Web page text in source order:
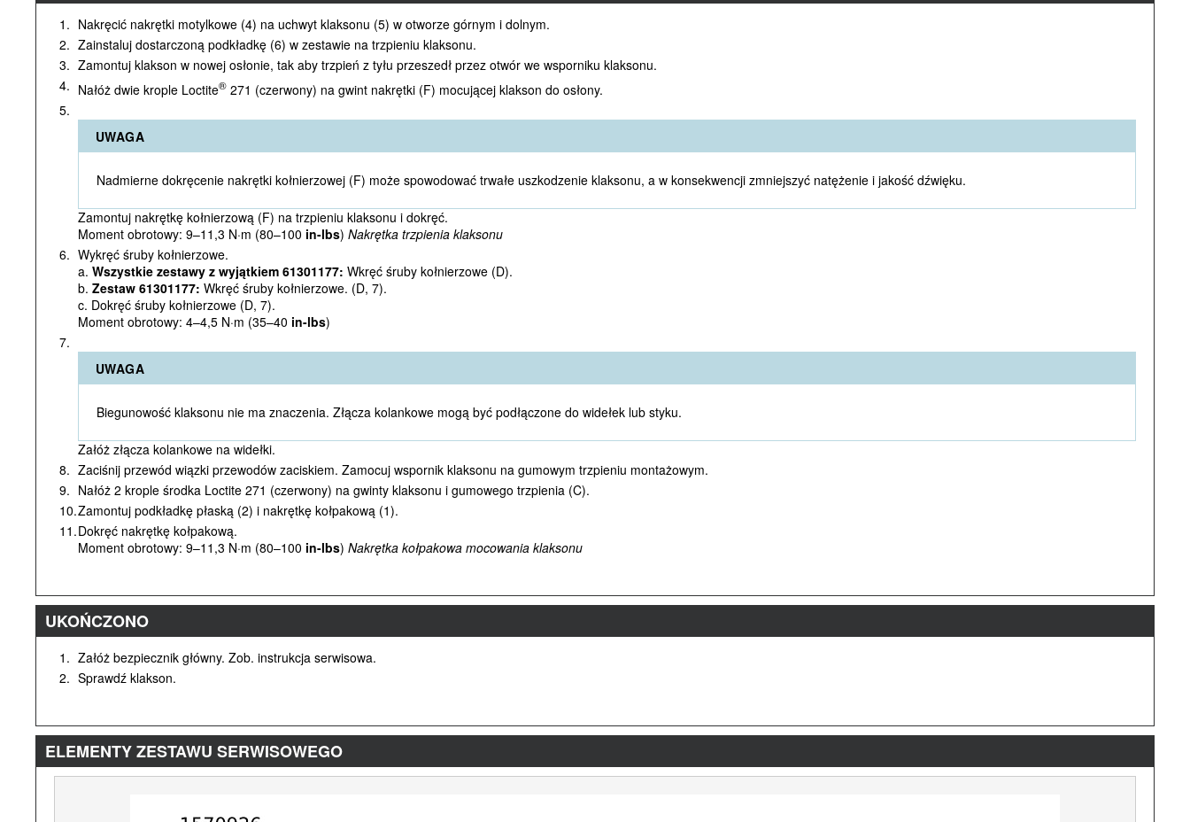
1. Nakręcić nakrętki motylkowe (4) na uchwyt klaksonu (5) w otworze górnym i dolnym.
2. Zainstaluj dostarczoną podkładkę (6) w zestawie na trzpieniu klaksonu.
3. Zamontuj klakson w nowej osłonie, tak aby trzpień z tyłu przeszedł przez otwór we wsporniku klaksonu.
4. Nałóż dwie krople Loctite® 271 (czerwony) na gwint nakrętki (F) mocującej klakson do osłony.
5.
UWAGA
Nadmierne dokręcenie nakrętki kołnierzowej (F) może spowodować trwałe uszkodzenie klaksonu, a w konsekwencji zmniejszyć natężenie i jakość dźwięku.
Zamontuj nakrętkę kołnierzową (F) na trzpieniu klaksonu i dokręć.
Moment obrotowy: 9–11,3 N·m (80–100 in-lbs) Nakrętka trzpienia klaksonu
6. Wykręć śruby kołnierzowe.
a. Wszystkie zestawy z wyjątkiem 61301177: Wkręć śruby kołnierzowe (D).
b. Zestaw 61301177: Wkręć śruby kołnierzowe. (D, 7).
c. Dokręć śruby kołnierzowe (D, 7).
Moment obrotowy: 4–4,5 N·m (35–40 in-lbs)
7.
UWAGA
Biegunowość klaksonu nie ma znaczenia. Złącza kolankowe mogą być podłączone do widełek lub styku.
Załóż złącza kolankowe na widełki.
8. Zaciśnij przewód wiązki przewodów zaciskiem. Zamocuj wspornik klaksonu na gumowym trzpieniu montażowym.
9. Nałóż 2 krople środka Loctite 271 (czerwony) na gwinty klaksonu i gumowego trzpienia (C).
10.Zamontuj podkładkę płaską (2) i nakrętkę kołpakową (1).
11.Dokręć nakrętkę kołpakową.
Moment obrotowy: 9–11,3 N·m (80–100 in-lbs) Nakrętka kołpakowa mocowania klaksonu
UKOŃCZONO
1. Załóż bezpiecznik główny. Zob. instrukcja serwisowa.
2. Sprawdź klakson.
ELEMENTY ZESTAWU SERWISOWEGO